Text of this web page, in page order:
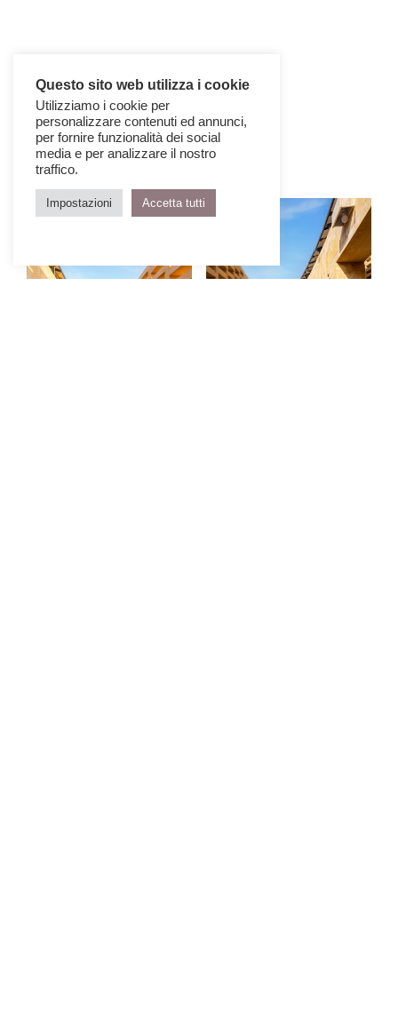
Questo sito web utilizza i cookie
Utilizziamo i cookie per
personalizzare contenuti ed annunci,
per fornire funzionalità dei social
media e per analizzare il nostro
traffico.
Impostazioni Accetta tutti